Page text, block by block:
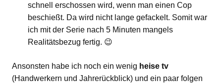
schnell erschossen wird, wenn man einen Cop
beschießt. Da wird nicht lange gefackelt. Somit war
ich mit der Serie nach 5 Minuten mangels
Realitätsbezug fertig. 😉
Ansonsten habe ich noch ein wenig heise tv
(Handwerkern und Jahrerückblick) und ein paar folgen